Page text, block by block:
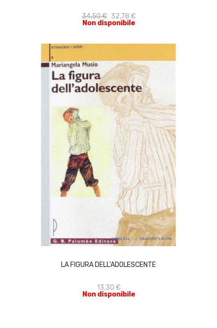
34,50 € 32,78 €
Non disponibile
LA FIGURA DELL'ADOLESCENTE
13,30 €
Non disponibile
ACQUISTA